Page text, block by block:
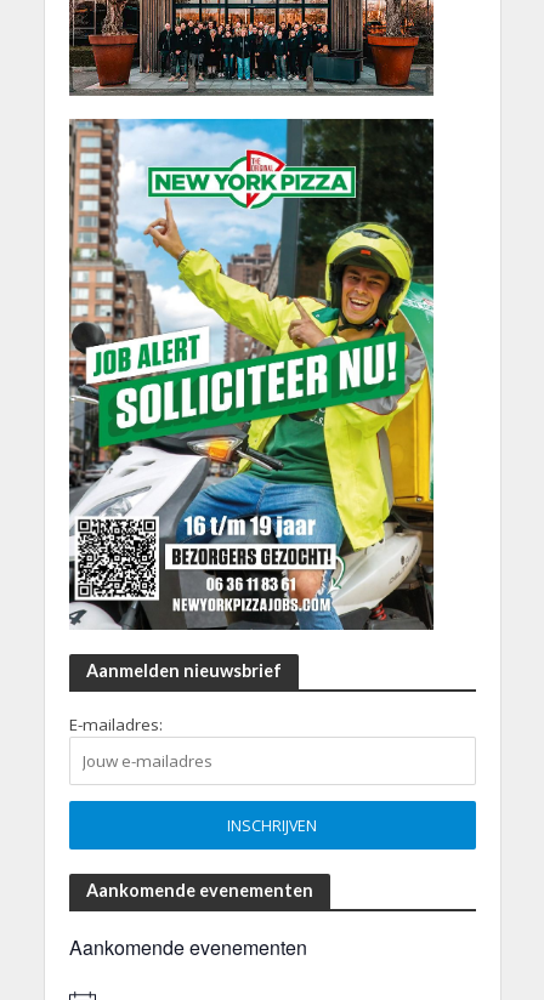
Aanmelden nieuwsbrief
E-mailadres:
Aankomende evenementen
Aankomende evenementen